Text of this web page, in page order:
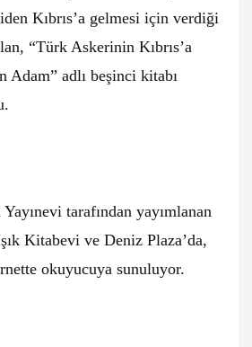
Kıbrıs’a gelmesi için verdiği
“Türk Askerinin Kıbrıs’a
Adam” adlı beşinci kitabı
tarafından yayımlanan
Kitabevi ve Deniz Plaza’da,
okuyucuya sunuluyor.